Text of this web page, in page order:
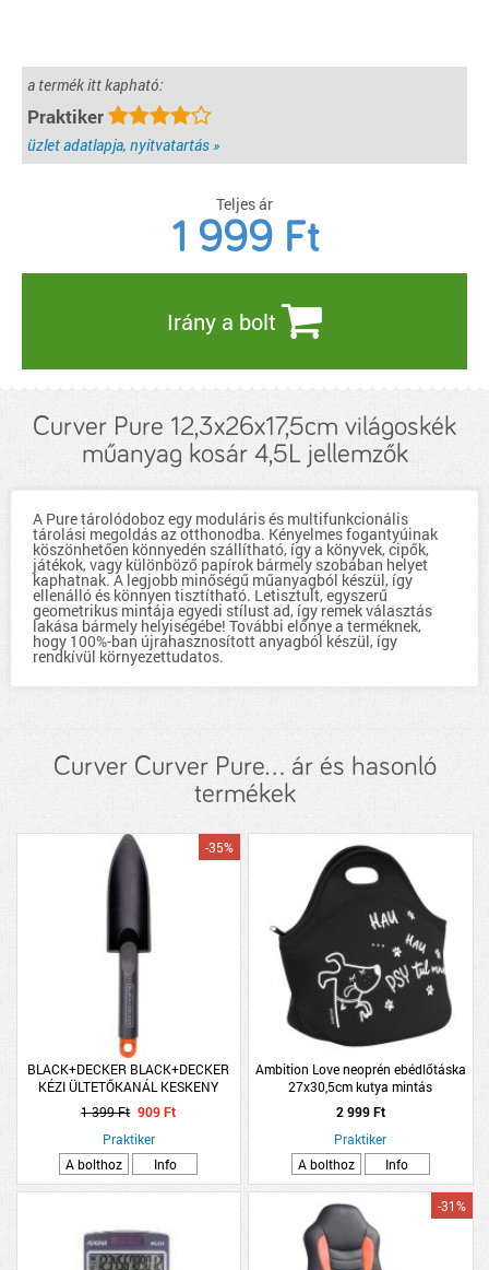
a termék itt kapható:
Praktiker
üzlet adatlapja, nyitvatartás »
Teljes ár
1 999 Ft
Irány a bolt
Curver Pure 12,3x26x17,5cm világoskék
műanyag kosár 4,5L jellemzők
A Pure tárolódoboz egy moduláris és multifunkcionális
tárolási megoldás az otthonodba. Kényelmes fogantyúinak
köszönhetően könnyedén szállítható, így a könyvek, cipők,
játékok, vagy különböző papírok bármely szobában helyet
kaphatnak. A legjobb minőségű műanyagból készül, így
ellenálló és könnyen tisztítható. Letisztult, egyszerű
geometrikus mintája egyedi stílust ad, így remek választás
lakása bármely helyiségébe! További előnye a terméknek,
hogy 100%-ban újrahasznosított anyagból készül, így
rendkívül környezettudatos.
Curver Curver Pure... ár és hasonló
termékek
BLACK+DECKER BLACK+DECKER
KÉZI ÜLTETŐKANÁL KESKENY
30,5CM
-35%
1 399 Ft 909 Ft
Praktiker
A bolthoz
Info
Ambition Love neoprén ebédlőtáska
27x30,5cm kutya mintás
2 999 Ft
Praktiker
A bolthoz
Info
-31%